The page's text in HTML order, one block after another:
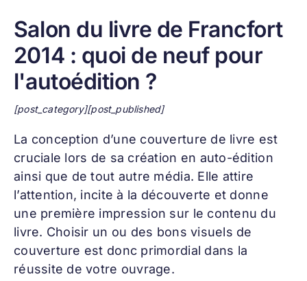
Salon du livre de Francfort
2014 : quoi de neuf pour
l'autoédition ?
[post_category][post_published]
La conception d’une couverture de livre est
cruciale lors de sa création en auto-édition
ainsi que de tout autre média. Elle attire
l’attention, incite à la découverte et donne
une première impression sur le contenu du
livre. Choisir un ou des bons visuels de
couverture est donc primordial dans la
réussite de votre ouvrage.